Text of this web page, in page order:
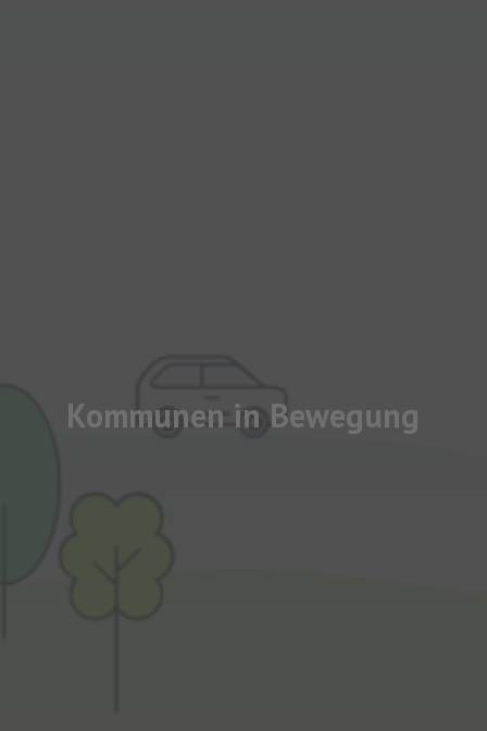
Kommunen in Bewegung